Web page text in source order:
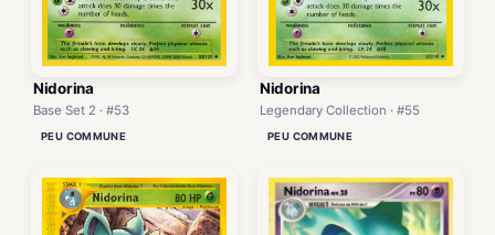
Nidorina
Base Set 2 · #53
PEU COMMUNE
Nidorina
Legendary Collection · #55
PEU COMMUNE